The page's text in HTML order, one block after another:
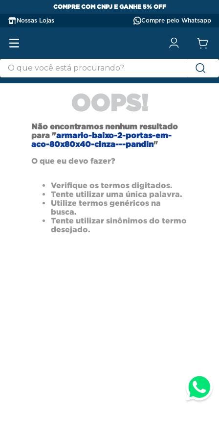
COMPRE COM CNPJ E GANHE 5% OFF
Nossas Lojas Compre pelo Whatsapp
OOPS!
Não encontramos nenhum resultado
para "armario-baixo-2-portas-em-
aco-80x80x40-cinza---pandin"
O que eu devo fazer?
Verifique os termos digitados.
Tente utilizar uma única palavra.
Utilize termos genéricos na
busca.
Tente utilizar sinônimos do termo
desejado.